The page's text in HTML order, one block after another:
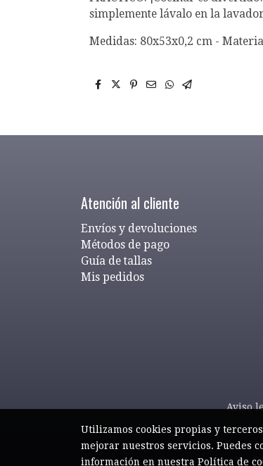
simplemente lávalo en la
Medidas: 80x53x0,2 cm -
Atención al cliente
Envíos y devoluciones
Métodos de pago
Guía de tallas
Mis pedidos
Aviso
Utilizamos cookies propias y
mejorar nuestros servicios. Puedes
información en nuestra Política de